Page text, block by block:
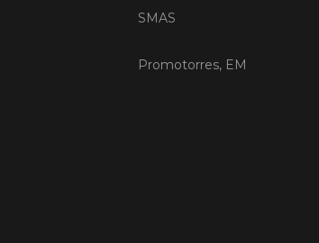
SMAS
Promotorres, EM